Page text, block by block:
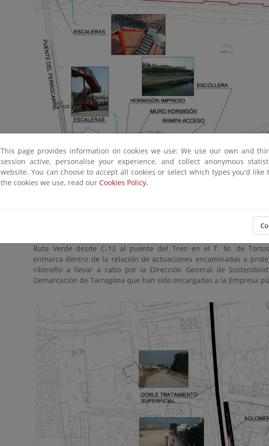
Para ello se adecuará el antiguo puente de ferrocarril y se
del ‘Milenario’. Las obras que se han llevado a cabo corresponden
Ruta Verde desde C-12 al puente del Tren en el T. M. de
enmarca dentro de la relación de actuaciones encaminadas a
ribereño a llevar a cabo por la Dirección General de
Demarcación de Tarragona que han sido encargadas a la Empresa
This page provides information on cookies we use: We use our own and
session active, personalise your experience, and collect anonymous
website. You can choose to accept all cookies or select which types you'd
the cookies we use, read our Cookies Policy.